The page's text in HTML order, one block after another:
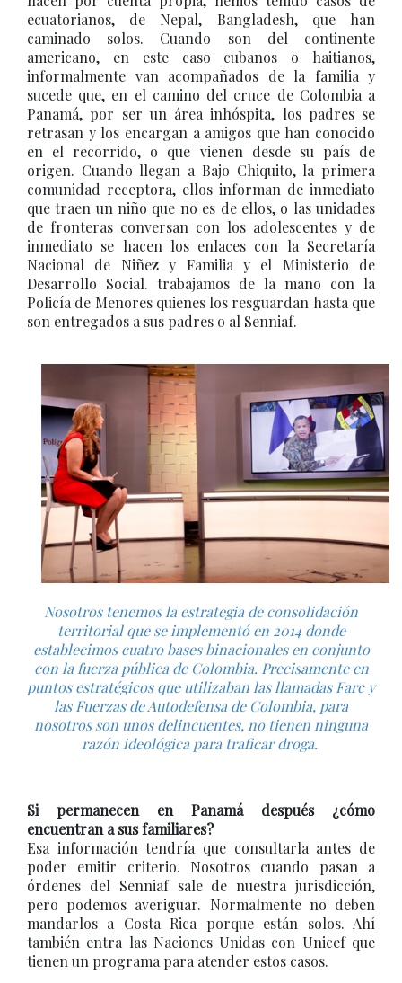
ecuatorianos, de Nepal, Bangladesh, que han
caminado solos. Cuando son del continente
americano, en este caso cubanos o haitianos,
informalmente van acompañados de la familia y
sucede que, en el camino del cruce de Colombia a
Panamá, por ser un área inhóspita, los padres se
retrasan y los encargan a amigos que han conocido
en el recorrido, o que vienen desde su país de
origen. Cuando llegan a Bajo Chiquito, la primera
comunidad receptora, ellos informan de inmediato
que traen un niño que no es de ellos, o las unidades
de fronteras conversan con los adolescentes y de
inmediato se hacen los enlaces con la Secretaría
Nacional de Niñez y Familia y el Ministerio de
Desarrollo Social. trabajamos de la mano con la
Policía de Menores quienes los resguardan hasta que
son entregados a sus padres o al Senniaf.
Nosotros tenemos la estrategia de consolidación
territorial que se implementó en 2014 donde
establecimos cuatro bases binacionales en conjunto
con la fuerza pública de Colombia. Precisamente en
puntos estratégicos que utilizaban las llamadas Farc y
las Fuerzas de Autodefensa de Colombia, para
nosotros son unos delincuentes, no tienen ninguna
razón ideológica para traficar droga.
Si permanecen en Panamá después ¿cómo
encuentran a sus familiares?
Esa información tendría que consultarla antes de
poder emitir criterio. Nosotros cuando pasan a
órdenes del Senniaf sale de nuestra jurisdicción,
pero podemos averiguar. Normalmente no deben
mandarlos a Costa Rica porque están solos. Ahí
también entra las Naciones Unidas con Unicef que
tienen un programa para atender estos casos.